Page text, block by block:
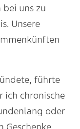
uns zu
Unsere
führte
ich chronische
oder